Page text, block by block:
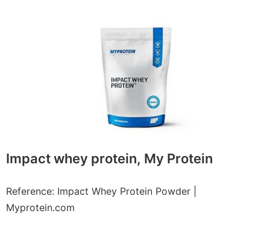
Impact whey protein, My Protein
Reference: Impact Whey Protein Powder |
Myprotein.com